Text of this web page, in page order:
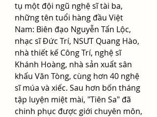
tụ một đội ngũ nghệ sĩ tài ba,
những tên tuổi hàng đầu Việt
Nam: Biên đạo Nguyễn Tấn Lộc,
nhạc sĩ Đức Trí, NSƯT Quang Hào,
nhà thiết kế Công Trí, nghệ sĩ
Khánh Hoàng, nhà sản xuất sân
khấu Văn Tòng, cùng hơn 40 nghệ
sĩ múa và xiếc. Sau hơn bốn tháng
tập luyện miệt mài, "Tiên Sa" đã
chinh phục được giới chuyên môn,